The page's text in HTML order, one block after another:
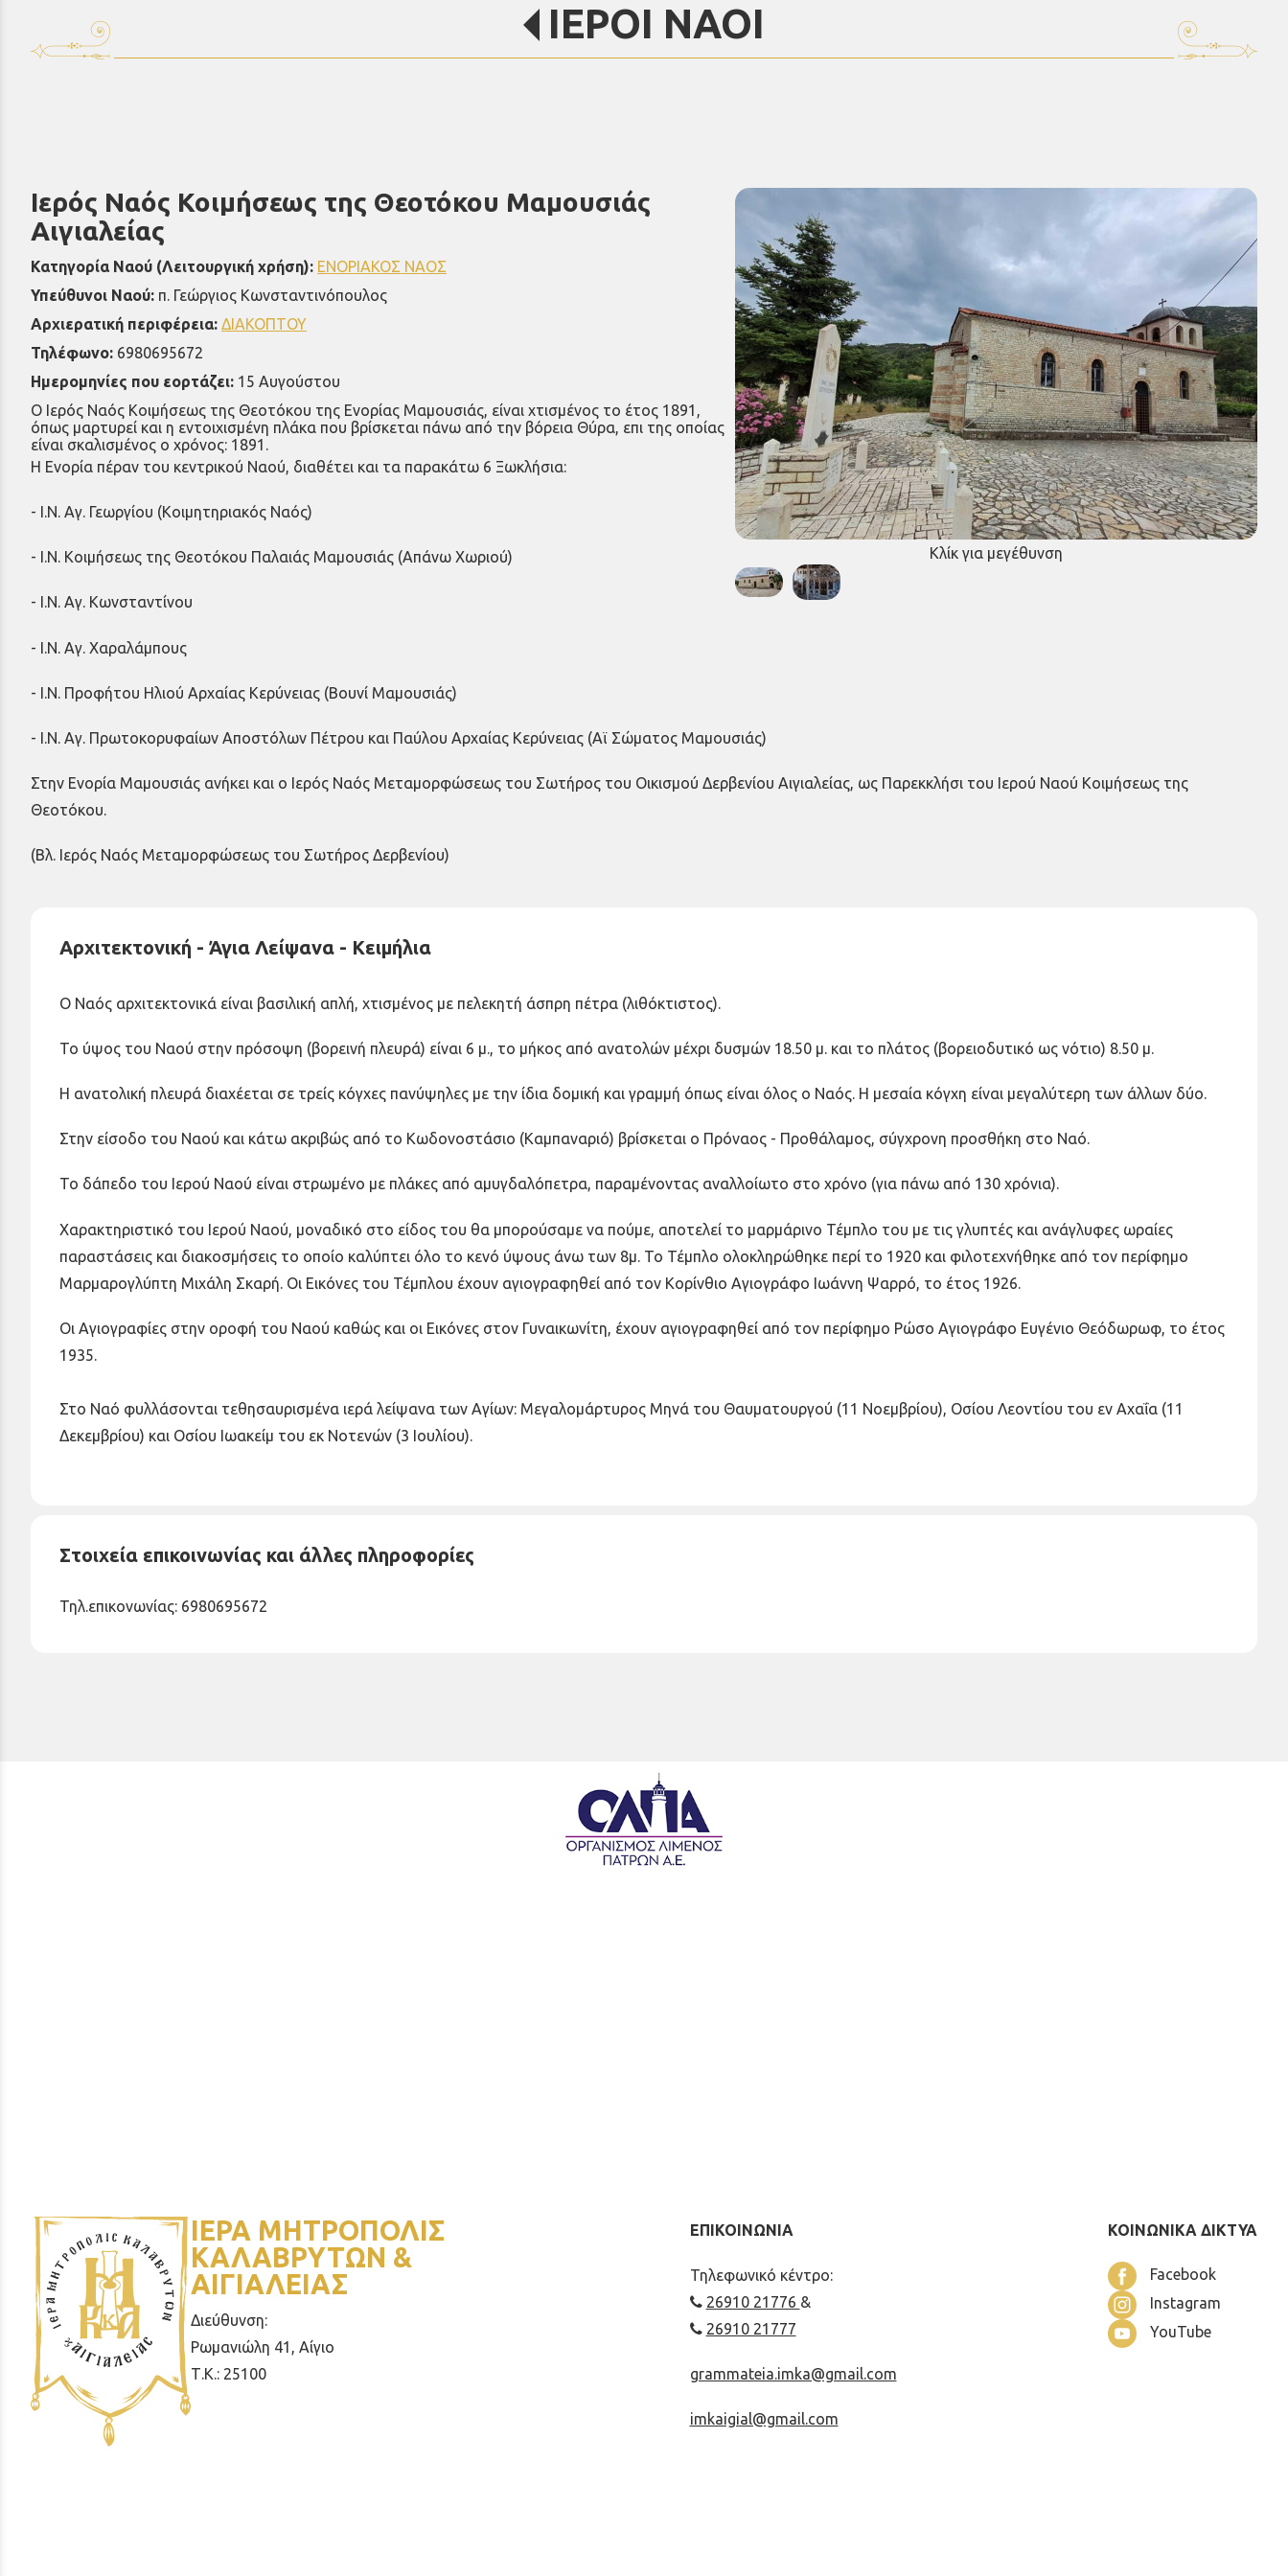
ΙΕΡΟΙ ΝΑΟΙ
Κλίκ για μεγέθυνση
Ιερός Ναός Κοιμήσεως της Θεοτόκου Μαμουσιάς
Αιγιαλείας
Κατηγορία Ναού (Λειτουργική χρήση): ΕΝΟΡΙΑΚΟΣ ΝΑΟΣ
Υπεύθυνοι Ναού: π. Γεώργιος Κωνσταντινόπουλος
Αρχιερατική περιφέρεια: ΔΙΑΚΟΠΤΟΥ
Τηλέφωνο: 6980695672
Ημερομηνίες που εορτάζει: 15 Αυγούστου
Ο Ιερός Ναός Κοιμήσεως της Θεοτόκου της Ενορίας Μαμουσιάς, είναι χτισμένος το έτος 1891,
όπως μαρτυρεί και η εντοιχισμένη πλάκα που βρίσκεται πάνω από την βόρεια Θύρα, επι της οποίας
είναι σκαλισμένος ο χρόνος: 1891.
Η Ενορία πέραν του κεντρικού Ναού, διαθέτει και τα παρακάτω 6 Ξωκλήσια:
- Ι.Ν. Αγ. Γεωργίου (Κοιμητηριακός Ναός)
- Ι.Ν. Κοιμήσεως της Θεοτόκου Παλαιάς Μαμουσιάς (Απάνω Χωριού)
- Ι.Ν. Αγ. Κωνσταντίνου
- Ι.Ν. Αγ. Χαραλάμπους
- Ι.Ν. Προφήτου Ηλιού Αρχαίας Κερύνειας (Βουνί Μαμουσιάς)
- Ι.Ν. Αγ. Πρωτοκορυφαίων Αποστόλων Πέτρου και Παύλου Αρχαίας Κερύνειας (Αϊ Σώματος Μαμουσιάς)
Στην Ενορία Μαμουσιάς ανήκει και ο Ιερός Ναός Μεταμορφώσεως του Σωτήρος του Οικισμού Δερβενίου Αιγιαλείας, ως Παρεκκλήσι του Ιερού Ναού Κοιμήσεως της
Θεοτόκου.
(Βλ. Ιερός Ναός Μεταμορφώσεως του Σωτήρος Δερβενίου)
Αρχιτεκτονική - Άγια Λείψανα - Κειμήλια
Ο Ναός αρχιτεκτονικά είναι βασιλική απλή, χτισμένος με πελεκητή άσπρη πέτρα (λιθόκτιστος).
Το ύψος του Ναού στην πρόσοψη (βορεινή πλευρά) είναι 6 μ., το μήκος από ανατολών μέχρι δυσμών 18.50 μ. και το πλάτος (βορειοδυτικό ως νότιο) 8.50 μ.
Η ανατολική πλευρά διαχέεται σε τρείς κόγχες πανύψηλες με την ίδια δομική και γραμμή όπως είναι όλος ο Ναός. Η μεσαία κόγχη είναι μεγαλύτερη των άλλων δύο.
Στην είσοδο του Ναού και κάτω ακριβώς από το Κωδονοστάσιο (Καμπαναριό) βρίσκεται ο Πρόναος - Προθάλαμος, σύγχρονη προσθήκη στο Ναό.
Το δάπεδο του Ιερού Ναού είναι στρωμένο με πλάκες από αμυγδαλόπετρα, παραμένοντας αναλλοίωτο στο χρόνο (για πάνω από 130 χρόνια).
Χαρακτηριστικό του Ιερού Ναού, μοναδικό στο είδος του θα μπορούσαμε να πούμε, αποτελεί το μαρμάρινο Τέμπλο του με τις γλυπτές και ανάγλυφες ωραίες
παραστάσεις και διακοσμήσεις το οποίο καλύπτει όλο το κενό ύψους άνω των 8μ. Το Τέμπλο ολοκληρώθηκε περί το 1920 και φιλοτεχνήθηκε από τον περίφημο
Μαρμαρογλύπτη Μιχάλη Σκαρή. Οι Εικόνες του Τέμπλου έχουν αγιογραφηθεί από τον Κορίνθιο Αγιογράφο Ιωάννη Ψαρρό, το έτος 1926.
Οι Αγιογραφίες στην οροφή του Ναού καθώς και οι Εικόνες στον Γυναικωνίτη, έχουν αγιογραφηθεί από τον περίφημο Ρώσο Αγιογράφο Ευγένιο Θεόδωρωφ, το έτος
1935.
Στο Ναό φυλλάσονται τεθησαυρισμένα ιερά λείψανα των Αγίων: Μεγαλομάρτυρος Μηνά του Θαυματουργού (11 Νοεμβρίου), Οσίου Λεοντίου του εν Αχαΐα (11
Δεκεμβρίου) και Οσίου Ιωακείμ του εκ Νοτενών (3 Ιουλίου).
Στοιχεία επικοινωνίας και άλλες πληροφορίες
Τηλ.επικονωνίας: 6980695672
ΙΕΡΑ ΜΗΤΡΟΠΟΛΙΣ
ΚΑΛΑΒΡΥΤΩΝ &
ΑΙΓΙΑΛΕΙΑΣ
Διεύθυνση:
Ρωμανιώλη 41, Αίγιο
Τ.Κ.: 25100
ΕΠΙΚΟΙΝΩΝΙΑ
Τηλεφωνικό κέντρο:
26910 21776 &
26910 21777
grammateia.imka@gmail.com
imkaigial@gmail.com
ΚΟΙΝΩΝΙΚΑ ΔΙΚΤΥΑ
Facebook
Instagram
YouTube